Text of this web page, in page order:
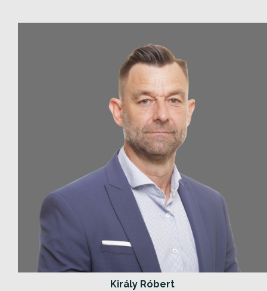
Király Róbert